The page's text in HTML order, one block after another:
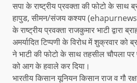
सपा के राष्ट्रीय प्रवक्ता की फोटो के साथ
हापुड, सीमन/संजय कश्यप
के राष्ट्रीय प्रवक्ता राजकुमार भाटी द्वारा
अमर्यादित टिप्पणी के विरोध में शुक्रवार को
ने भाटी की फोटो के साथ तहसील चौपला पर
को आग के हवाले कर दिया।
भारतीय किसान यूनियन किसान राज व गौ